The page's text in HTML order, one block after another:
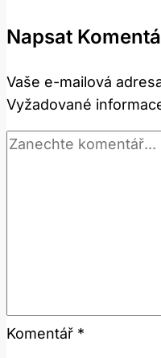
Napsat
Vaše e-mailová
Vyžadované
Komentář *